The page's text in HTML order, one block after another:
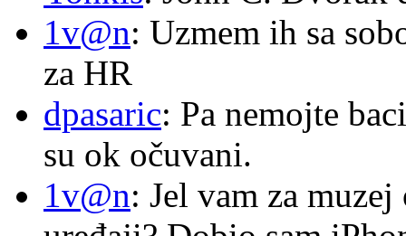
1v@n: Uzmem ih sa
za HR
dpasaric: Pa nemojte
su ok očuvani.
1v@n: Jel vam za